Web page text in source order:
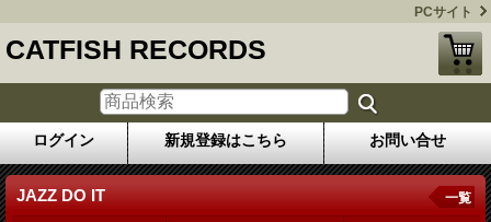
PCサイト
CATFISH RECORDS
ログイン 新規登録はこちら お問い合せ
JAZZ DO IT 一覧